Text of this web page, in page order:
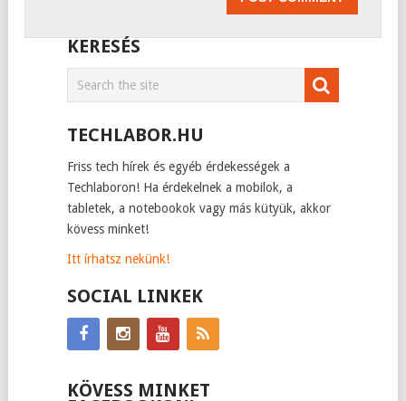
KERESÉS
TECHLABOR.HU
Friss tech hírek és egyéb érdekességek a
Techlaboron! Ha érdekelnek a mobilok, a
tabletek, a notebookok vagy más kütyük, akkor
kövess minket!
Itt írhatsz nekünk!
SOCIAL LINKEK
KÖVESS MINKET